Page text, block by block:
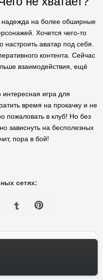
на более обширные
Хочется чего-то
аватар под себя.
контента. Сейчас
взаимодействия, ещё
игра для
время на прокачку и не
пожаловать в клуб! Но без
зависнуть на бесполезных
пора в бой!
сетях: